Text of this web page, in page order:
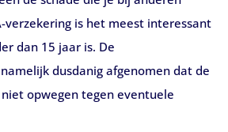
verzekering is het meest interessant
dan 15 jaar is. De
dusdanig afgenomen dat de
opwegen tegen eventuele